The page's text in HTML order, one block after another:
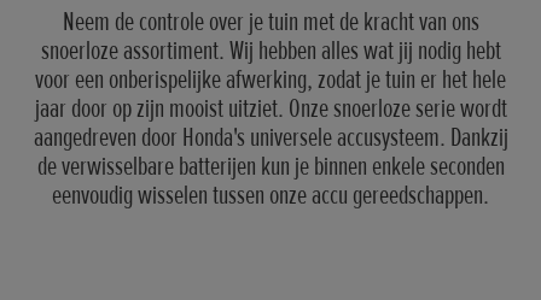
Neem de controle over je tuin met de kracht van ons
snoerloze assortiment. Wij hebben alles wat jij nodig hebt
voor een onberispelijke afwerking, zodat je tuin er het hele
jaar door op zijn mooist uitziet. Onze snoerloze serie wordt
aangedreven door Honda's universele accusysteem. Dankzij
de verwisselbare batterijen kun je binnen enkele seconden
eenvoudig wisselen tussen onze accu gereedschappen.